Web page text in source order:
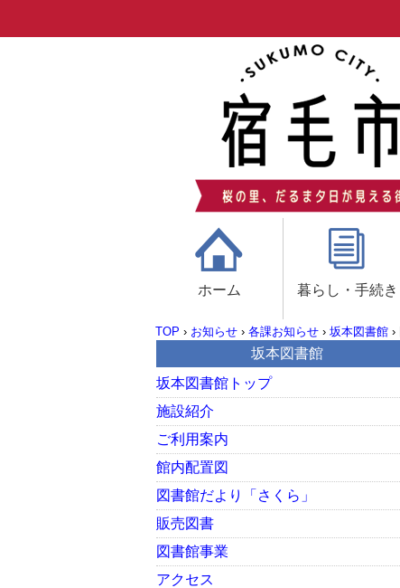
ホーム 暮らし・手続き
TOP › お知らせ › 各課お知らせ › 坂本図書館 ›
坂本図書館
坂本図書館トップ
施設紹介
ご利用案内
館内配置図
図書館だより「さくら」
販売図書
図書館事業
アクセス